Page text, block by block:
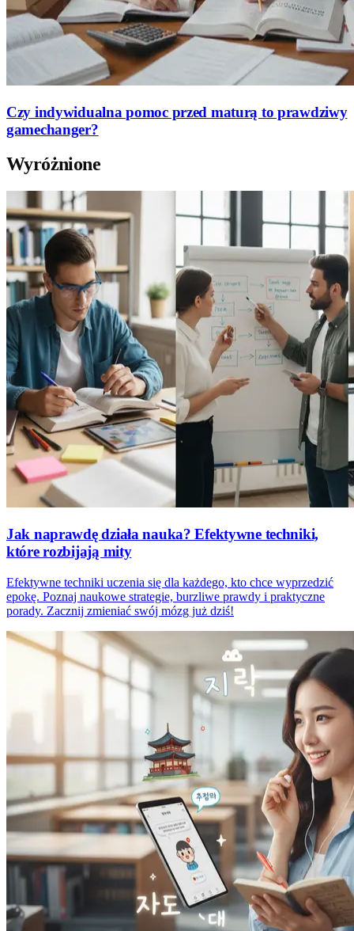
Czy indywidualna pomoc przed maturą to prawdziwy
gamechanger?
Wyróżnione
Jak naprawdę działa nauka? Efektywne techniki,
które rozbijają mity
Efektywne techniki uczenia się dla każdego, kto chce wyprzedzić
epokę. Poznaj naukowe strategie, burzliwe prawdy i praktyczne
porady. Zacznij zmieniać swój mózg już dziś!